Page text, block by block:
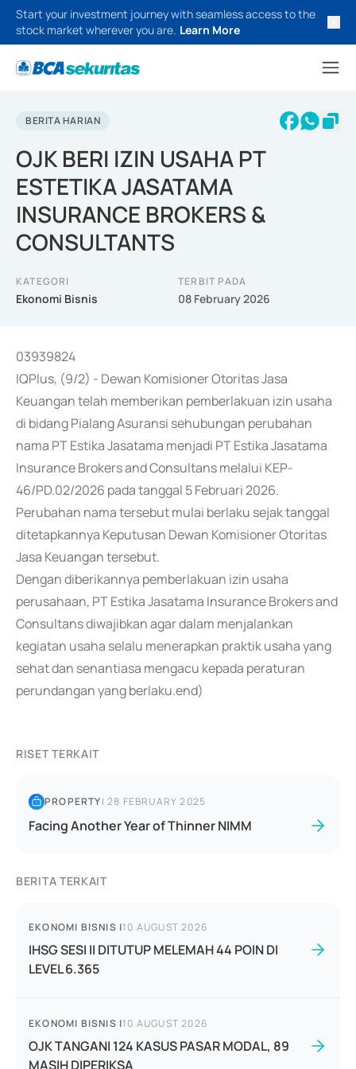
Start your investment journey with seamless access to the
stock market wherever you are. Learn More
BERITA HARIAN
OJK BERI IZIN USAHA PT
ESTETIKA JASATAMA
INSURANCE BROKERS &
CONSULTANTS
KATEGORI
Ekonomi Bisnis
TERBIT PADA
08 February 2026
03939824
IQPlus, (9/2) - Dewan Komisioner Otoritas Jasa
Keuangan telah memberikan pemberlakuan izin usaha
di bidang Pialang Asuransi sehubungan perubahan
nama PT Estika Jasatama menjadi PT Estika Jasatama
Insurance Brokers and Consultans melalui KEP-
46/PD.02/2026 pada tanggal 5 Februari 2026.
Perubahan nama tersebut mulai berlaku sejak tanggal
ditetapkannya Keputusan Dewan Komisioner Otoritas
Jasa Keuangan tersebut.
Dengan diberikannya pemberlakuan izin usaha
perusahaan, PT Estika Jasatama Insurance Brokers and
Consultans diwajibkan agar dalam menjalankan
kegiatan usaha selalu menerapkan praktik usaha yang
sehat dan senantiasa mengacu kepada peraturan
perundangan yang berlaku.end)
RISET TERKAIT
PROPERTY|28 FEBRUARY 2025
Facing Another Year of Thinner NIMM
BERITA TERKAIT
EKONOMI BISNIS |10 AUGUST 2026
IHSG SESI II DITUTUP MELEMAH 44 POIN DI
LEVEL 6.365
EKONOMI BISNIS |10 AUGUST 2026
OJK TANGANI 124 KASUS PASAR MODAL, 89
MASIH DIPERIKSA